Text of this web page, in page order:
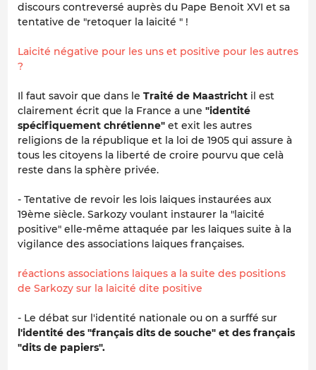
discours contreversé auprès du Pape Benoit XVI et sa
tentative de "retoquer la laicité " !
Laicité négative pour les uns et positive pour les autres
?
Il faut savoir que dans le Traité de Maastricht il est
clairement écrit que la France a une "identité
spécifiquement chrétienne" et exit les autres
religions de la république et la loi de 1905 qui assure à
tous les citoyens la liberté de croire pourvu que celà
reste dans la sphère privée.
- Tentative de revoir les lois laiques instaurées aux
19ème siècle. Sarkozy voulant instaurer la "laicité
positive" elle-même attaquée par les laiques suite à la
vigilance des associations laiques françaises.
réactions associations laiques a la suite des positions
de Sarkozy sur la laicité dite positive
- Le débat sur l'identité nationale ou on a surffé sur
l'identité des "français dits de souche" et des français
"dits de papiers".